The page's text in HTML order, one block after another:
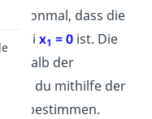
schonmal, dass die
beix1 = 0 ist. Die
der
du mithilfe der
bestimmen.